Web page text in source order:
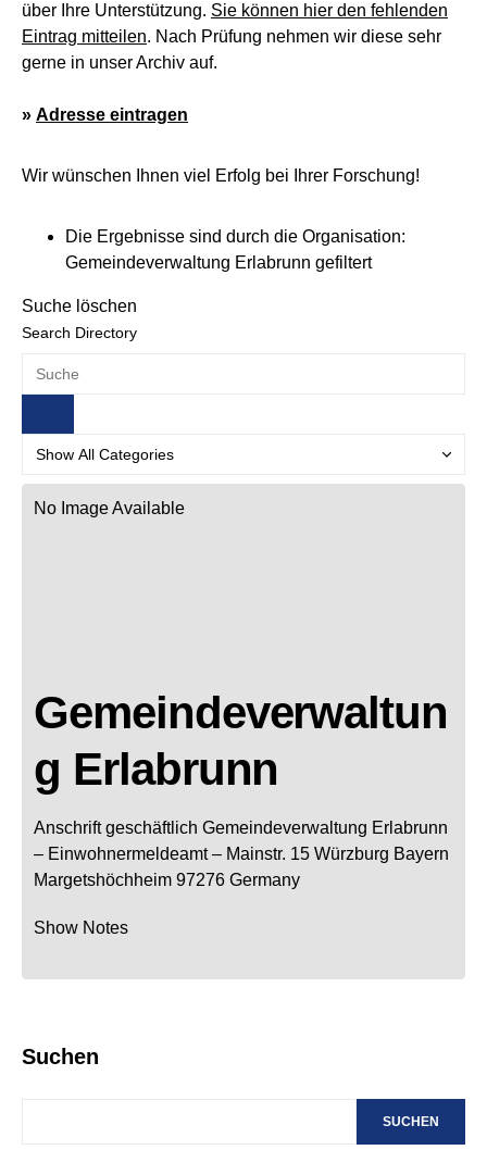
über Ihre Unterstützung. Sie können hier den fehlenden
Eintrag mitteilen. Nach Prüfung nehmen wir diese sehr
gerne in unser Archiv auf.
» Adresse eintragen
Wir wünschen Ihnen viel Erfolg bei Ihrer Forschung!
Die Ergebnisse sind durch die Organisation:
Gemeindeverwaltung Erlabrunn gefiltert
Suche löschen
Search Directory
No Image Available
Gemeindeverwaltun
g Erlabrunn
Anschrift geschäftlich Gemeindeverwaltung Erlabrunn
– Einwohnermeldeamt – Mainstr. 15 Würzburg Bayern
Margetshöchheim 97276 Germany
Show Notes
Suchen
SUCHEN